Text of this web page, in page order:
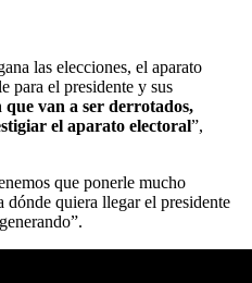
las elecciones, el aparato
para el presidente y sus
que van a ser derrotados,
el aparato electoral”,
que ponerle mucho
dónde quiera llegar el presidente